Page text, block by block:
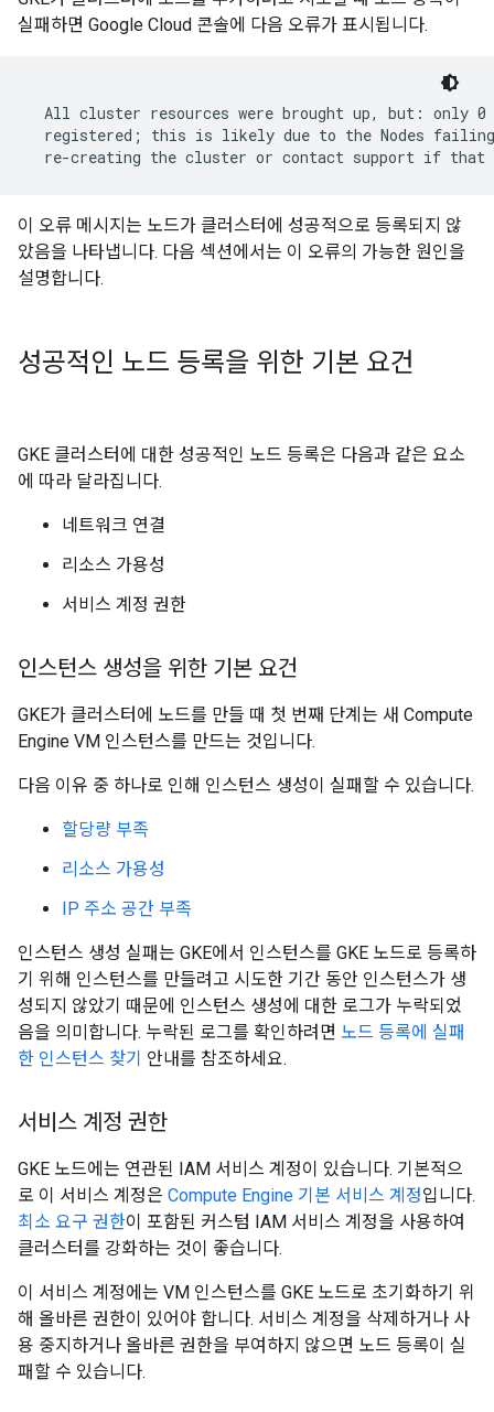
실패하면 Google Cloud 콘솔에 다음 오류가 표시됩니다.
All cluster resources were brought up, but: only
registered; this is likely due to the Nodes
이 오류 메시지는 노드가 클러스터에 성공적으로 등록되지 않
았음을 나타냅니다. 다음 섹션에서는 이 오류의 가능한 원인을
설명합니다.
성공적인 노드 등록을 위한 기본 요건
GKE 클러스터에 대한 성공적인 노드 등록은 다음과 같은 요소
에 따라 달라집니다.
네트워크 연결
리소스 가용성
서비스 계정 권한
인스턴스 생성을 위한 기본 요건
GKE가 클러스터에 노드를 만들 때 첫 번째 단계는 새 Compute
Engine VM 인스턴스를 만드는 것입니다.
다음 이유 중 하나로 인해 인스턴스 생성이 실패할 수 있습니다.
할당량 부족
리소스 가용성
IP 주소 공간 부족
인스턴스 생성 실패는 GKE에서 인스턴스를 GKE 노드로 등록하
기 위해 인스턴스를 만들려고 시도한 기간 동안 인스턴스가 생
성되지 않았기 때문에 인스턴스 생성에 대한 로그가 누락되었
음을 의미합니다. 누락된 로그를 확인하려면 노드 등록에 실패
한 인스턴스 찾기 안내를 참조하세요.
서비스 계정 권한
GKE 노드에는 연관된 IAM 서비스 계정이 있습니다. 기본적으
로 이 서비스 계정은 Compute Engine 기본 서비스 계정입니다.
최소 요구 권한이 포함된 커스텀 IAM 서비스 계정을 사용하여
클러스터를 강화하는 것이 좋습니다.
이 서비스 계정에는 VM 인스턴스를 GKE 노드로 초기화하기 위
해 올바른 권한이 있어야 합니다. 서비스 계정을 삭제하거나 사
용 중지하거나 올바른 권한을 부여하지 않으면 노드 등록이 실
패할 수 있습니다.